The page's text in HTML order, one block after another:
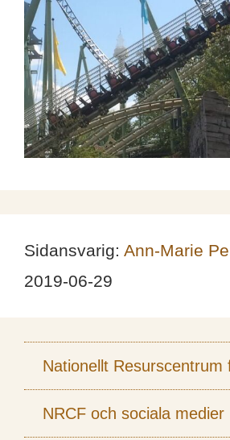
Sidansvarig: Ann-Marie
2019-06-29
Nationellt Resurscentrum
NRCF och sociala medier